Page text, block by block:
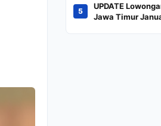
Kilogram
5
UPDATE
Jawa Timur